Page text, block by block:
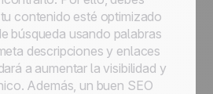
contenido esté optimizado
búsqueda usando palabras
descripciones y enlaces
a aumentar la visibilidad y
Además, un buen SEO